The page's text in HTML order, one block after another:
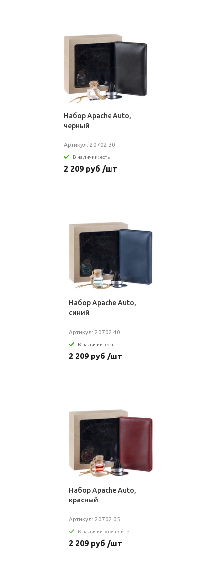
Набор Apache Auto,
черный
Артикул: 20702.30
В наличии: есть
2 209 руб /шт
Набор Apache Auto,
синий
Артикул: 20702.40
В наличии: есть
2 209 руб /шт
Набор Apache Auto,
красный
Артикул: 20702.05
В наличии: уточняйте
2 209 руб /шт